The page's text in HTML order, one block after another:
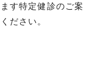
す特定健診のご案
ださい。